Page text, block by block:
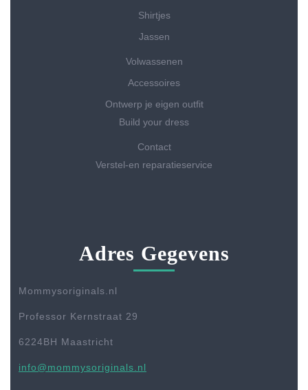
Shirtjes
Jassen
Volwassenen
Accessoires
Ontwerp je eigen outfit
Build your dress
Contact
Verstel-en reparatieservice
Adres Gegevens
Mommysoriginals.nl
Professor Kernstraat 29
6224BH Maastricht
info@mommysoriginals.nl